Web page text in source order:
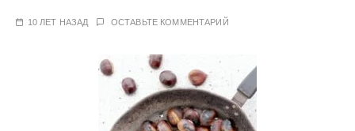
10 ЛЕТ НАЗАД ОСТАВЬТЕ КОММЕНТАРИЙ